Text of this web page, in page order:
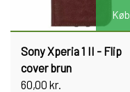
Køb
Sony Xperia 1 II - Flip
cover brun
60,00 kr.